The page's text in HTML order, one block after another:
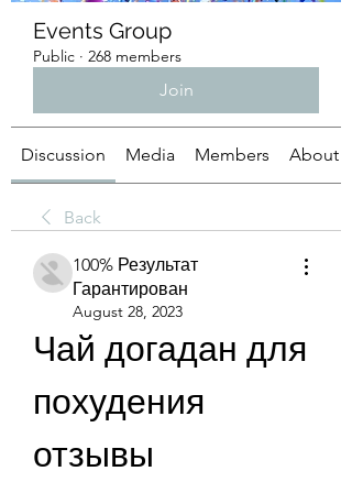
Events Group
Public · 268 members
Join
Discussion Media Members About
Back
100% Результат
Гарантирован
August 28, 2023
Чай догадан для
похудения
отзывы